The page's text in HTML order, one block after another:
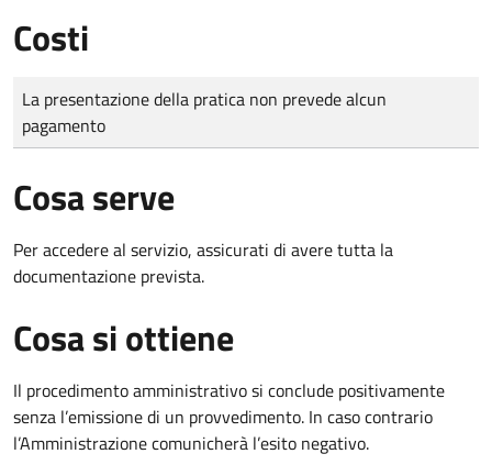
Costi
Tipo di pagamento
Importo
La presentazione della pratica non prevede alcun
pagamento
Cosa serve
Per accedere al servizio, assicurati di avere tutta la
documentazione prevista.
Cosa si ottiene
Il procedimento amministrativo si conclude positivamente
senza l’emissione di un provvedimento. In caso contrario
l’Amministrazione comunicherà l’esito negativo.